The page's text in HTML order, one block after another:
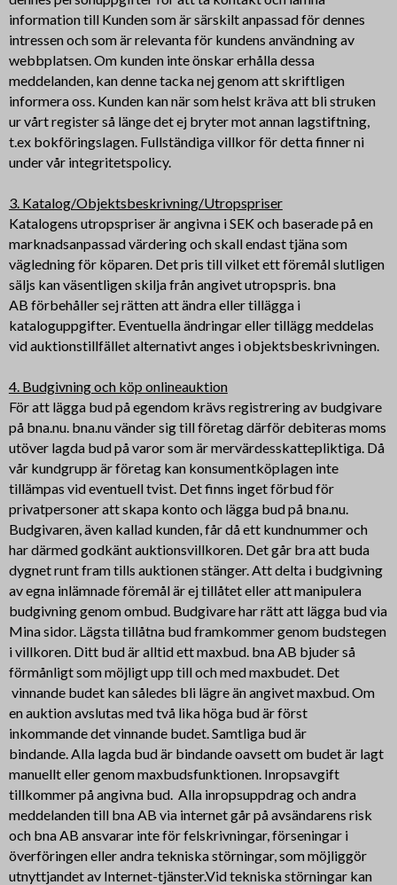
information till Kunden som är särskilt anpassad för dennes
intressen och som är relevanta för kundens användning av
webbplatsen. Om kunden inte önskar erhålla dessa
meddelanden, kan denne tacka nej genom att skriftligen
informera oss. Kunden kan när som helst kräva att bli struken
ur vårt register så länge det ej bryter mot annan lagstiftning,
t.ex bokföringslagen. Fullständiga villkor för detta finner ni
under vår integritetspolicy.
3. Katalog/Objektsbeskrivning/Utropspriser
Katalogens utropspriser är angivna i SEK och baserade på en
marknadsanpassad värdering och skall endast tjäna som
vägledning för köparen. Det pris till vilket ett föremål slutligen
säljs kan väsentligen skilja från angivet utropspris. bna
AB förbehåller sej rätten att ändra eller tillägga i
kataloguppgifter. Eventuella ändringar eller tillägg meddelas
vid auktionstillfället alternativt anges i objektsbeskrivningen.
4. Budgivning och köp onlineauktion
För att lägga bud på egendom krävs registrering av budgivare
på bna.nu. bna.nu vänder sig till företag därför debiteras moms
utöver lagda bud på varor som är mervärdesskattepliktiga. Då
vår kundgrupp är företag kan konsumentköplagen inte
tillämpas vid eventuell tvist. Det finns inget förbud för
privatpersoner att skapa konto och lägga bud på bna.nu.
Budgivaren, även kallad kunden, får då ett kundnummer och
har därmed godkänt auktionsvillkoren. Det går bra att buda
dygnet runt fram tills auktionen stänger. Att delta i budgivning
av egna inlämnade föremål är ej tillåtet eller att manipulera
budgivning genom ombud. Budgivare har rätt att lägga bud via
Mina sidor. Lägsta tillåtna bud framkommer genom budstegen
i villkoren. Ditt bud är alltid ett maxbud. bna AB bjuder så
förmånligt som möjligt upp till och med maxbudet. Det
vinnande budet kan således bli lägre än angivet maxbud. Om
en auktion avslutas med två lika höga bud är först
inkommande det vinnande budet. Samtliga bud är
bindande. Alla lagda bud är bindande oavsett om budet är lagt
manuellt eller genom maxbudsfunktionen. Inropsavgift
tillkommer på angivna bud. Alla inropsuppdrag och andra
meddelanden till bna AB via internet går på avsändarens risk
och bna AB ansvarar inte för felskrivningar, förseningar i
överföringen eller andra tekniska störningar, som möjliggör
utnyttjandet av Internet-tjänster.Vid tekniska störningar kan